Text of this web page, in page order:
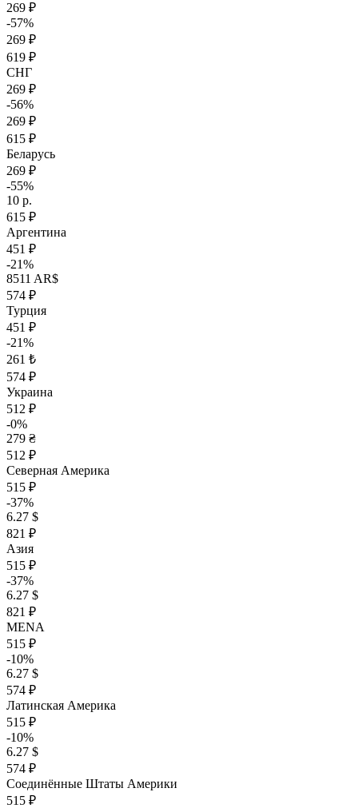
269 ₽
-57%
269 ₽
619 ₽
СНГ
269 ₽
-56%
269 ₽
615 ₽
Беларусь
269 ₽
-55%
10 р.
615 ₽
Аргентина
451 ₽
-21%
8511 AR$
574 ₽
Турция
451 ₽
-21%
261 ₺
574 ₽
Украина
512 ₽
-0%
279 ₴
512 ₽
Северная Америка
515 ₽
-37%
6.27 $
821 ₽
Азия
515 ₽
-37%
6.27 $
821 ₽
MENA
515 ₽
-10%
6.27 $
574 ₽
Латинская Америка
515 ₽
-10%
6.27 $
574 ₽
Соединённые Штаты Америки
515 ₽